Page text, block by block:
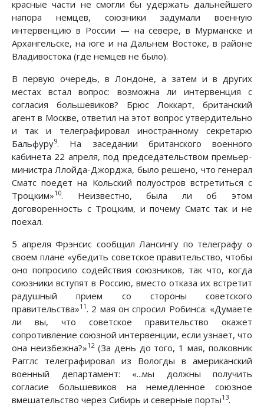
красные части не смогли бы удержать дальнейшего
напора немцев, союзники задумали военную
интервенцию в России — на севере, в Мурманске и
Архангельске, на юге и на Дальнем Востоке, в районе
Владивостока (где немцев не было).
В первую очередь, в Лондоне, а затем и в других
местах встал вопрос: возможна ли интервенция с
согласия большевиков? Брюс Локкарт, британский
агент в Москве, ответил на этот вопрос утвердительно
и так и телеграфировал иностранному секретарю
Бальфуру9. На заседании британского военного
кабинета 22 апреля, под председательством премьер-
министра Ллойда-Джорджа, было решено, что генерал
Сматс поедет на Кольский полуостров встретиться с
Троцким»10. Неизвестно, была ли об этом
договоренность с Троцким, и почему Сматс так и не
поехал.
5 апреля Фрэнсис сообщил Лансингу по телеграфу о
своем плане «убедить советское правительство, чтобы
оно попросило содействия союзников, так что, когда
союзники вступят в Россию, вместо отказа их встретит
радушный прием со стороны советского
правительства»11 . 2 мая он спросил Робинса: «Думаете
ли вы, что советское правительство окажет
сопротивление союзной интервенции, если узнает, что
она неизбежна?»12(За день до того, 1 мая, полковник
Рагглс телеграфировал из Вологды в американский
военный департамент: «...мы должны получить
согласие большевиков на немедленное союзное
вмешательство через Сибирь и северные порты13.